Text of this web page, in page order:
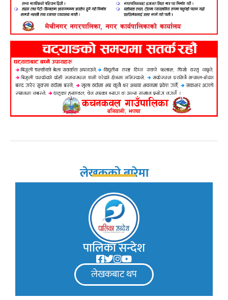
लेखकको बारेमा
पालिका सन्देश
लेखकबाट थप